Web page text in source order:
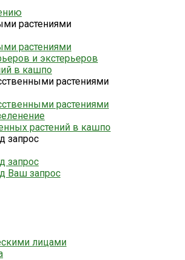
растениями
растениями
и экстерьеров
в кашпо
растениями
растениями
растений в кашпо
запрос
запрос
Ваш запрос
лицами